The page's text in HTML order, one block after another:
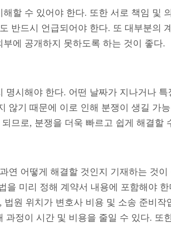
할 수 있어야 한다. 또한 서로 책임 및
반드시 언급되어야 한다. 또 대부분의
에 공개하지 못하도록 하는 것이 좋다.
시해야 한다. 어떤 날짜가 지나거나
기 때문에 이로 인해 분쟁이 생길 가
므로, 분쟁을 더욱 빠르고 쉽게 해결할
어떻게 해결할 것인지 기재하는 것
미리 정해 계약서 내용에 포함해야
원 위치가 변호사 비용 및 소송 준비
정이 시간 및 비용을 줄일 수 있다. 또